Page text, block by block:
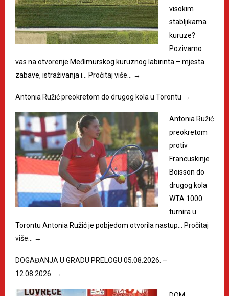
visokim
stabljikama
kuruze?
Pozivamo
vas na otvorenje Međimurskog kuruznog labirinta – mjesta
zabave, istraživanja i… Pročitaj više… →
Antonia Ružić preokretom do drugog kola u Torontu →
Antonia Ružić
preokretom
protiv
Francuskinje
Boisson do
drugog kola
WTA 1000
turnira u
Torontu Antonia Ružić je pobjedom otvorila nastup… Pročitaj
više…
→
DOGAĐANJA U GRADU PRELOGU 05.08.2026. –
12.08.2026. →